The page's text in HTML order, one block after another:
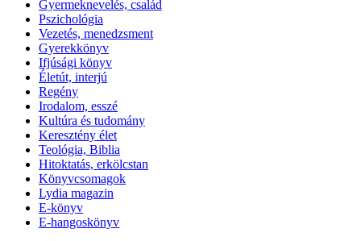
Gyermeknevelés, család
Pszichológia
Vezetés, menedzsment
Gyerekkönyv
Ifjúsági könyv
Életút, interjú
Regény
Irodalom, esszé
Kultúra és tudomány
Keresztény élet
Teológia, Biblia
Hitoktatás, erkölcstan
Könyvcsomagok
Lydia magazin
E-könyv
E-hangoskönyv